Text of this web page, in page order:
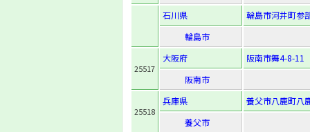
石川県
輪島市河井町参
輪島市
25517
大阪府
阪南市舞4-8-11
阪南市
25518
兵庫県
養父市八鹿町八
養父市